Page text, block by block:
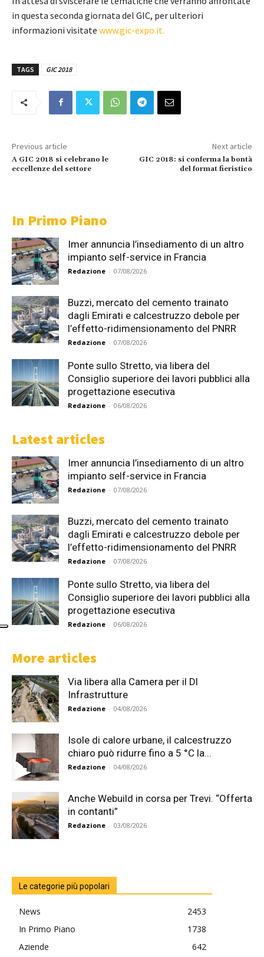
in questa seconda giornata del GIC, per ulteriori
informazioni visitate www.gic-expo.it.
TAGS GIC 2018
Previous article
A GIC 2018 si celebrano le
eccellenze del settore
Next article
GIC 2018: si conferma la bontà
del format fieristico
In Primo Piano
Imer annuncia l’insediamento di un altro
impianto self-service in Francia
Redazione - 07/08/2026
Buzzi, mercato del cemento trainato
dagli Emirati e calcestruzzo debole per
l’effetto-ridimensionamento del PNRR
Redazione - 07/08/2026
Ponte sullo Stretto, via libera del
Consiglio superiore dei lavori pubblici alla
progettazione esecutiva
Redazione - 06/08/2026
Latest articles
Imer annuncia l’insediamento di un altro
impianto self-service in Francia
Redazione - 07/08/2026
Buzzi, mercato del cemento trainato
dagli Emirati e calcestruzzo debole per
l’effetto-ridimensionamento del PNRR
Redazione - 07/08/2026
Ponte sullo Stretto, via libera del
Consiglio superiore dei lavori pubblici alla
progettazione esecutiva
Redazione - 06/08/2026
More articles
Via libera alla Camera per il Dl
Infrastrutture
Redazione - 04/08/2026
Isole di calore urbane, il calcestruzzo
chiaro può ridurre fino a 5 °C la...
Redazione - 04/08/2026
Anche Webuild in corsa per Trevi. “Offerta
in contanti”
Redazione - 03/08/2026
Le categorie più popolari
News
2453
In Primo Piano
1738
Aziende
642